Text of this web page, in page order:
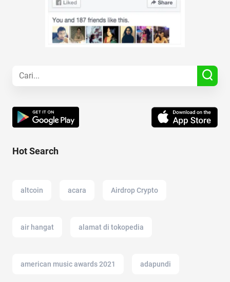
Hot Search
altcoin acara Airdrop Crypto
air hangat alamat di tokopedia
american music awards 2021 adapundi